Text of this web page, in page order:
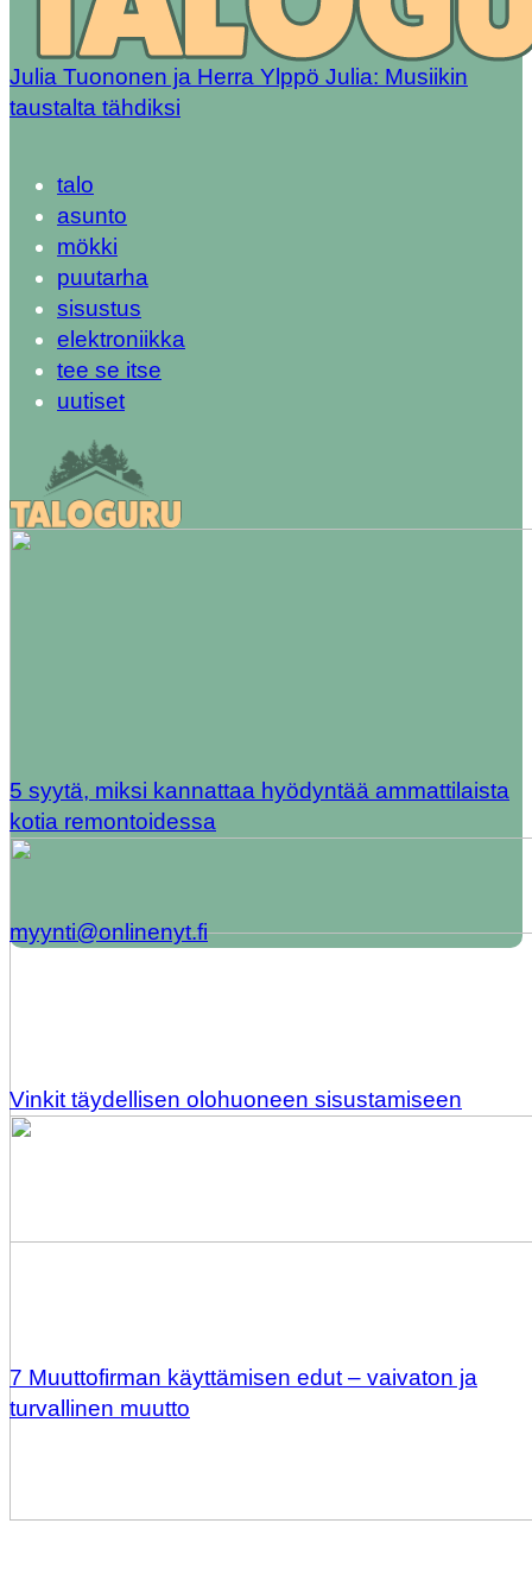
Julia Tuononen ja Herra Ylppö Julia: Musiikin
taustalta tähdiksi
talo
asunto
mökki
puutarha
sisustus
elektroniikka
tee se itse
uutiset
5 syytä, miksi kannattaa hyödyntää ammattilaista
kotia remontoidessa
Vinkit täydellisen olohuoneen sisustamiseen
7 Muuttofirman käyttämisen edut – vaivaton ja
turvallinen muutto
myynti@onlinenyt.fi